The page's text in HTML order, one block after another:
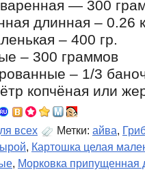
— 300
длинная – 0.26
– 400 гр.
– 300 граммов
– 1/3
копчёная или
всех Метки: айва,
, Картошка целая
, Морковка припущенная